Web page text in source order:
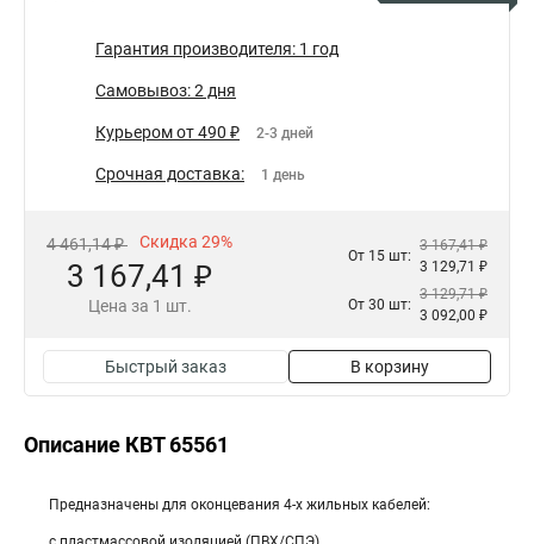
Гарантия производителя: 1 год
Самовывоз: 2 дня
Курьером от 490 ₽ 2-3 дней
Срочная доставка: 1 день
4 461,14 ₽ Скидка 29%
3 167,41 ₽
Цена за 1 шт.
От 15 шт:
3 167,41 ₽
3 129,71 ₽
От 30 шт:
3 129,71 ₽
3 092,00 ₽
Быстрый заказ В корзину
Описание КВТ 65561
Предназначены для оконцевания 4-х жильных кабелей: